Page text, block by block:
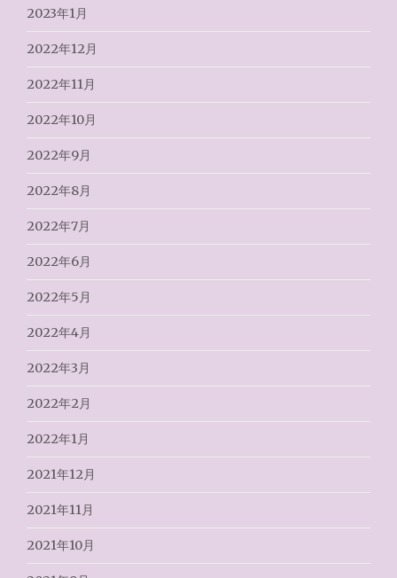
2023年1月
2022年12月
2022年11月
2022年10月
2022年9月
2022年8月
2022年7月
2022年6月
2022年5月
2022年4月
2022年3月
2022年2月
2022年1月
2021年12月
2021年11月
2021年10月